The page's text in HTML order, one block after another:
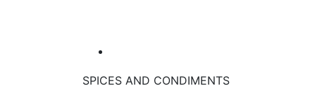
SPICES AND CONDIMENTS